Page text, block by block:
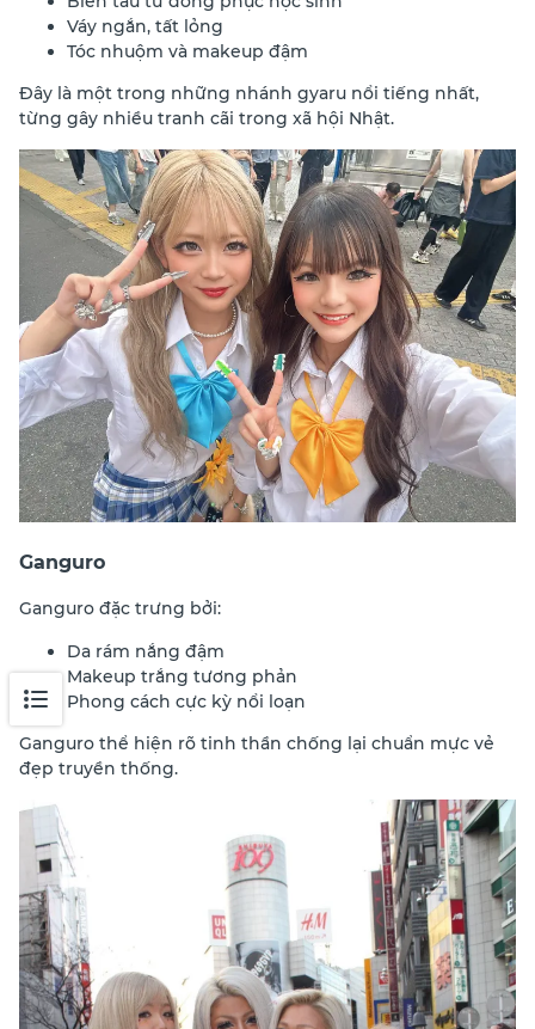
Váy ngắn, tất lỏng
Tóc nhuộm và makeup đậm
Đây là một trong những nhánh gyaru nổi tiếng nhất,
từng gây nhiều tranh cãi trong xã hội Nhật.
Ganguro
Ganguro đặc trưng bởi:
Da rám nắng đậm
Makeup trắng tương phản
Phong cách cực kỳ nổi loạn
Ganguro thể hiện rõ tinh thần chống lại chuẩn mực vẻ
đẹp truyền thống.